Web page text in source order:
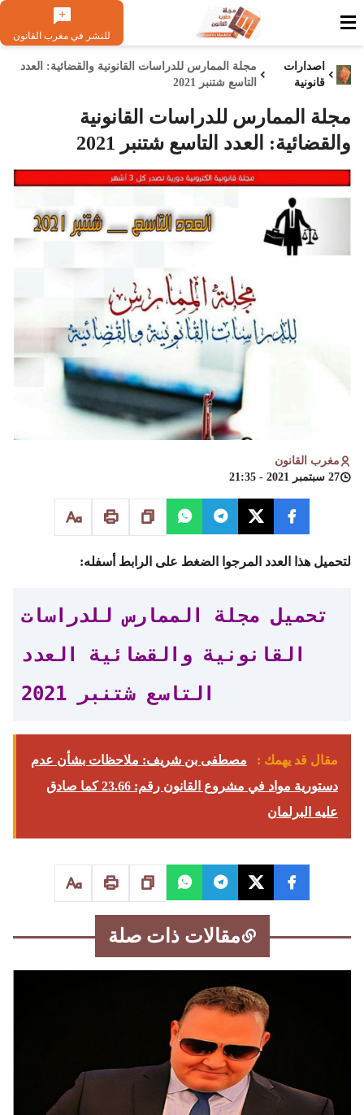
للنشر في مغرب القانون
اصدارات
قانونية
مجلة الممارس للدراسات القانونية والقضائية: العدد
التاسع شتنبر 2021
مجلة الممارس للدراسات القانونية
والقضائية: العدد التاسع شتنبر 2021
مغرب القانون
27 سبتمبر 2021 - 21:35
لتحميل هذا العدد المرجوا الضغط على الرابط أسفله:
تحميل مجلة الممارس للدراسات
القانونية والقضائية العدد
التاسع شتنبر 2021
مقال قد يهمك :
مصطفى بن شريف: ملاحظات بشأن عدم
دستورية مواد في مشروع القانون رقم: 23.66 كما صادق
عليه البرلمان
مقالات ذات صلة